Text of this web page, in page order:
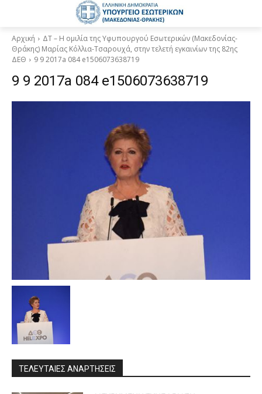
Αρχική
ΔΤ – Η ομιλία της Υφυπουργού Εσωτερικών (Μακεδονίας-
Θράκης) Μαρίας Κόλλια-Τσαρουχά, στην τελετή εγκαινίων της 82ης
ΔΕΘ
9 9 2017a 084 e1506073638719
9 9 2017a 084 e1506073638719
ΤΕΛΕΥΤΑΙΕΣ ΑΝΑΡΤΗΣΕΙΣ